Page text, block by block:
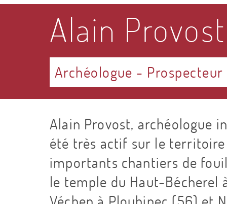
Alain Provost
Archéologue - Prospecteur
Alain Provost, archéologue
été très actif sur le
importants chantiers de
le temple du Haut-Bécherel